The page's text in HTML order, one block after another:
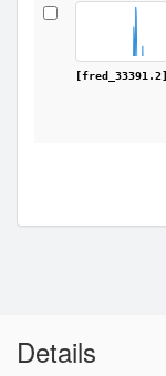
[fred_33391.2]
Details